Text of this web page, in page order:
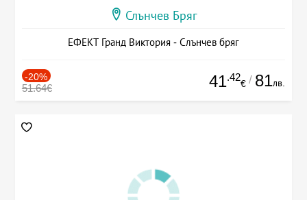
Слънчев Бряг
ЕФЕКТ Гранд Виктория - Слънчев бряг
-20%
51.64€ 41.42
€ / 81лв.